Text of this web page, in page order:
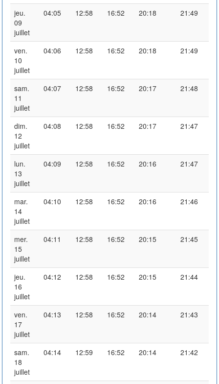
jeu.
09
juillet
04:05 12:58 16:52 20:18 21:49
ven.
10
juillet
04:06 12:58 16:52 20:18 21:49
sam.
11
juillet
04:07 12:58 16:52 20:17 21:48
dim.
12
juillet
04:08 12:58 16:52 20:17 21:47
lun.
13
juillet
04:09 12:58 16:52 20:16 21:47
mar.
14
juillet
04:10 12:58 16:52 20:16 21:46
mer.
15
juillet
04:11 12:58 16:52 20:15 21:45
jeu.
16
juillet
04:12 12:58 16:52 20:15 21:44
ven.
17
juillet
04:13 12:58 16:52 20:14 21:43
sam.
18
juillet
04:14 12:59 16:52 20:14 21:42